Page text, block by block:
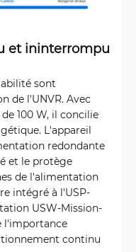
et ininterrompu
sont
de l'UNVR. Avec
100 W, il concilie
L'appareil
redondante
et le protège
de l'alimentation
intégré à l'USP-
USW-Mission-
l'importance
continu